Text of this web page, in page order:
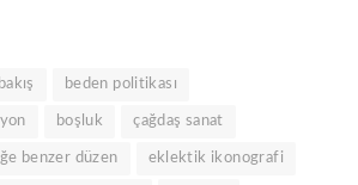
bakış beden politikası
boşluk çağdaş sanat
benzer düzen eklektik ikonografi